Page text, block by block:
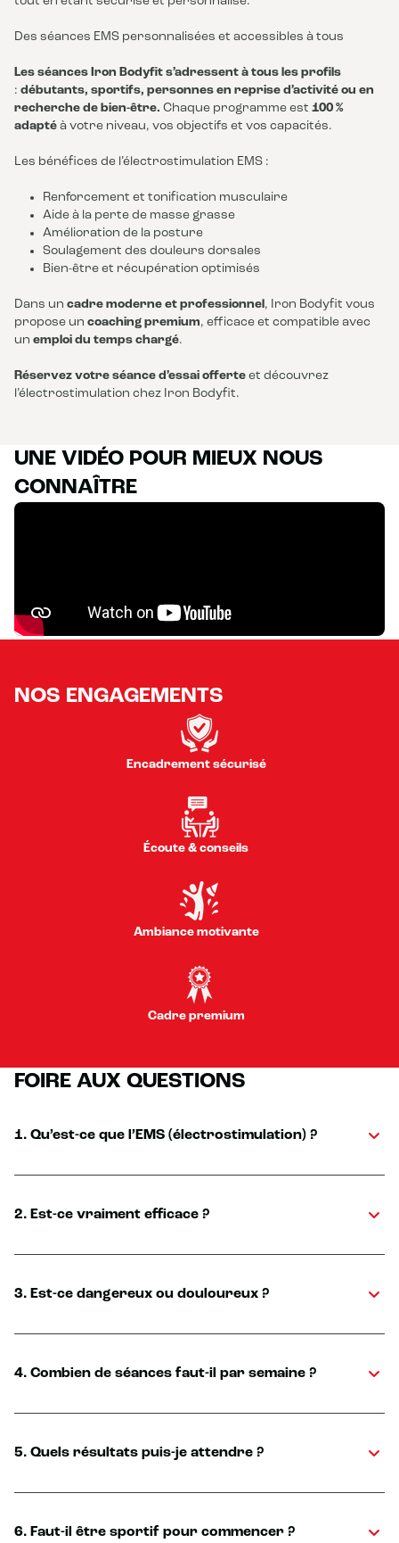
Des séances EMS personnalisées et accessibles à tous
Les séances Iron Bodyfit s’adressent à tous les profils
: débutants, sportifs, personnes en reprise d’activité ou en
recherche de bien-être. Chaque programme est 100 %
adapté à votre niveau, vos objectifs et vos capacités.
Les bénéfices de l’électrostimulation EMS :
Renforcement et tonification musculaire
Aide à la perte de masse grasse
Amélioration de la posture
Soulagement des douleurs dorsales
Bien-être et récupération optimisés
Dans un cadre moderne et professionnel , Iron Bodyfit vous
propose un coaching premium, efficace et compatible avec
un emploi du temps chargé.
Réservez votre séance d’essai offerte et découvrez
l’électrostimulation chez Iron Bodyfit.
UNE VIDÉO POUR MIEUX NOUS
CONNAÎTRE
NOS ENGAGEMENTS
Encadrement sécurisé
Écoute & conseils
Ambiance motivante
Cadre premium
FOIRE AUX QUESTIONS
1. Qu’est-ce que l’EMS (électrostimulation) ?
2. Est-ce vraiment efficace ?
3. Est-ce dangereux ou douloureux ?
4. Combien de séances faut-il par semaine ?
5. Quels résultats puis-je attendre ?
6. Faut-il être sportif pour commencer ?